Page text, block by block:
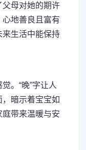
母对她的期许
地善良且富有
生活中能保持
。“晚”字让人
暗示着宝宝如
庭带来温暖与安